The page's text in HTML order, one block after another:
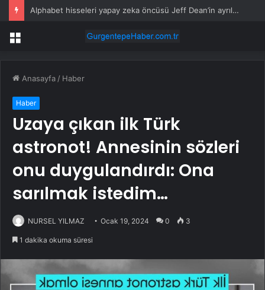
Alphabet hisseleri yapay zeka öncüsü Jeff Dean’in ayrılmasıyla %5 düştü
Menü
Anasayfa / Haber
Haber
Uzaya çıkan ilk Türk
astronot! Annesinin sözleri
onu duygulandırdı: Ona
sarılmak istedim…
NURSEL YILMAZ Ocak 19, 2024 0 3
1 dakika okuma süresi